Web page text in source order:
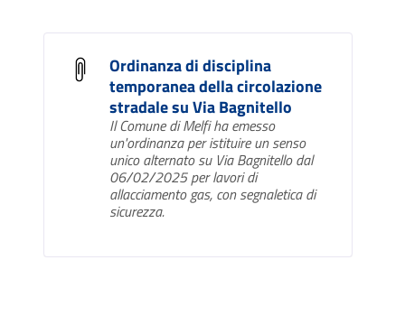
Ordinanza di disciplina
temporanea della circolazione
stradale su Via Bagnitello
Il Comune di Melfi ha emesso
un'ordinanza per istituire un senso
unico alternato su Via Bagnitello dal
06/02/2025 per lavori di
allacciamento gas, con segnaletica di
sicurezza.